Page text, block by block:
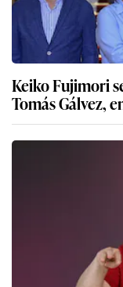
Keiko Fujimori
Tomás Gálvez,